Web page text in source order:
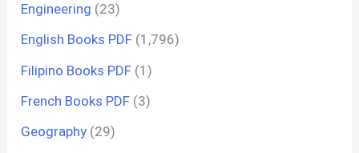
Engineering (23)
English Books PDF (1,796)
Filipino Books PDF (1)
French Books PDF (3)
Geography (29)